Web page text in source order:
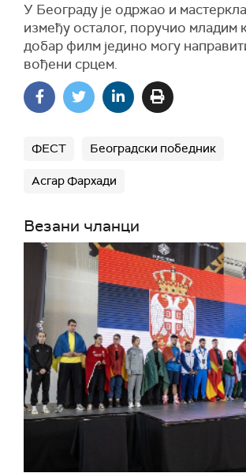
У Београду је одржао и
између осталог, поручио младим
добар филм једино могу
вођени срцем.
ФЕСТ Београдски победник
Асгар Фархади
Везани чланци